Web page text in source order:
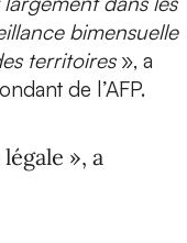
bimensuelle
territoires», a
de l’AFP.
», a